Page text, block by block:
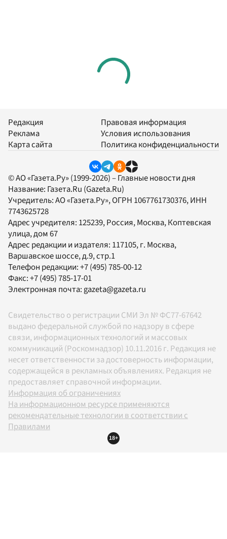
Редакция
Реклама
Карта сайта
Правовая информация
Условия использования
Политика конфиденциальности
© АО «Газета.Ру» (1999-2026) – Главные новости дня
Название: Газета.Ru (Gazeta.Ru)
Учредитель:АО «Газета.Ру», ОГРН 1067761730376, ИНН
7743625728
Адрес учредителя: 125239, Россия, Москва, Коптевская
улица, дом 67
Адрес редакции и издателя: 117105, г. Москва,
Варшавское шоссе, д.9, стр.1
Телефон редакции:+7 (495) 785-00-12
Факс:+7 (495) 785-17-01
Электронная почта:gazeta@gazeta.ru
Свидетельство о регистрации СМИ Эл № ФС77-67642
выдано федеральной службой по надзору в сфере
связи, информационных технологий и массовых
коммуникаций (Роскомнадзор) 10.11.2016 г. Редакция не
несет ответственности за достоверность информации,
содержащейся в рекламных объявлениях. Редакция не
предоставляет справочной информации.
Информация об ограничениях
На информационном ресурсе применяются
рекомендательные технологии в соответствии с
Правилами
18+